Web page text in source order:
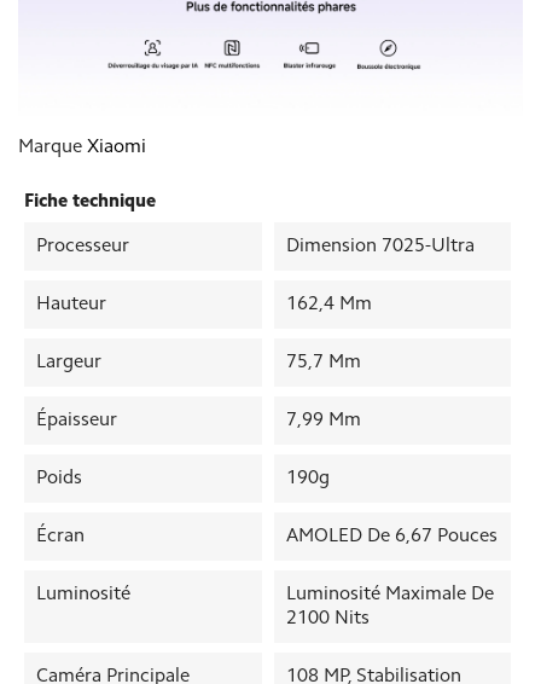
Marque Xiaomi
Fiche technique
Processeur Dimension 7025-Ultra
Hauteur 162,4 Mm
Largeur 75,7 Mm
Épaisseur 7,99 Mm
Poids 190g
Écran AMOLED De 6,67 Pouces
Luminosité
Luminosité Maximale De
2100 Nits
Caméra Principale 108 MP, Stabilisation